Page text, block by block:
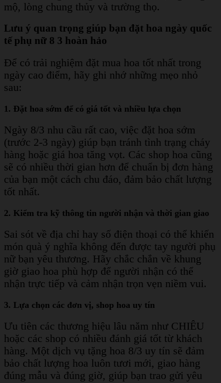
mộ, lòng chung thủy và trường thọ.
Lưu ý quan trọng giúp bạn đặt hoa ngày quốc
tế phụ nữ 8 3 hoàn hảo
Để có trải nghiệm đặt mua hoa tốt nhất trong
ngày cao điểm, hãy ghi nhớ những mẹo nhỏ
sau:
1. Đặt hoa sớm để có giá tốt và nhiều lựa chọn
Ngày 8/3 nhu cầu rất cao, việc đặt hoa sớm
(trước 2-3 ngày) giúp bạn tránh tình trạng cháy
hàng hoặc giá hoa tăng vọt. Các shop hoa cũng
sẽ có nhiều thời gian hơn để chuẩn bị đơn hàng
của bạn một cách chu đáo, đảm bảo chất lượng
tốt nhất.
2. Kiểm tra kỹ thông tin người nhận và thời gian giao
Sai sót về địa chỉ hay số điện thoại có thể khiến
món quà ý nghĩa không đến được tay người phụ
nữ bạn yêu thương. Hãy chắc chắn về khung
giờ giao hoa phù hợp để người nhận có thể
nhận trực tiếp và cảm nhận trọn vẹn niềm vui.
3. Lựa chọn các đơn vị, shop hoa uy tín
Ưu tiên các thương hiệu lâu năm như CHIÊU
hoặc các shop có nhiều đánh giá tốt từ khách
hàng. Một dịch vụ tặng hoa 8/3 uy tín sẽ đảm
bảo chất lượng hoa luôn tươi mới, giao hàng
đúng mẫu và đúng giờ, giúp bạn trao gửi yêu